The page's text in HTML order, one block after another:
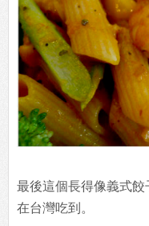
最後這個長得像義式
在台灣吃到。